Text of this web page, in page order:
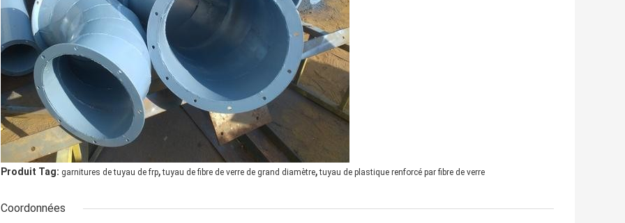
Produit Tag: garnitures de tuyau de frp, tuyau de fibre de verre de grand diamètre, tuyau de plastique renforcé par fibre de verre
Coordonnées